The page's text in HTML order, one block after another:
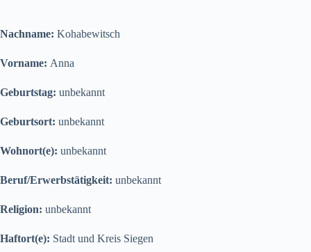
Nachname: Kohabewitsch
Vorname: Anna
Geburtstag: unbekannt
Geburtsort: unbekannt
Wohnort(e): unbekannt
Beruf/Erwerbstätigkeit: unbekannt
Religion: unbekannt
Haftort(e): Stadt und Kreis Siegen